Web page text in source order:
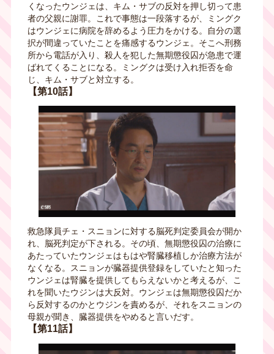
くなったウンジェは、キム・サブの反対を押し切って患
者の父親に謝罪。これで事態は一段落するが、ミングク
はウンジェに病院を辞めるよう圧力をかける。自分の選
択が間違っていたことを痛感するウンジェ。そこへ刑務
所から電話が入り、殺人を犯した無期懲役囚が急患で運
ばれてくることになる。ミングクは受け入れ拒否を命
じ、キム・サブと対立する。
【第10話】
救急隊員チェ・スニョンに対する脳死判定委員会が開か
れ、脳死判定が下される。その頃、無期懲役囚の治療に
あたっていたウンジェはもはや腎臓移植しか治療方法が
なくなる。スニョンが臓器提供登録をしていたと知った
ウンジェは腎臓を提供してもらえないかと考えるが、こ
れを聞いたウジンは大反対。ウンジェは無期懲役囚だか
ら反対するのかとウジンを責めるが、それをスニョンの
母親が聞き、臓器提供をやめると言いだす。
【第11話】